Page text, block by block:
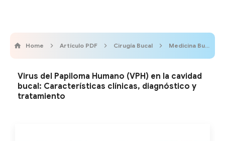
Home Artículo PDF Cirugía Bucal Medicina Bucal
Virus del Papiloma Humano (VPH) en la cavidad
bucal: Características clínicas, diagnóstico y
tratamiento